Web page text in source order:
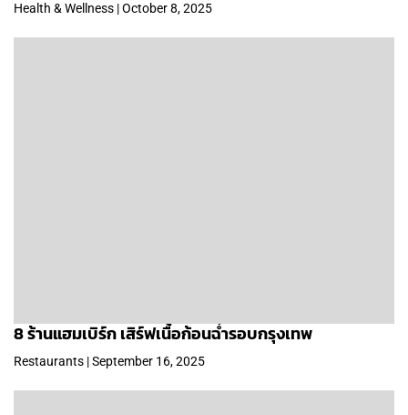
Health & Wellness | October 8, 2025
8 ร้านแฮมเบิร์ก เสิร์ฟเนื้อก้อนฉ่ำรอบกรุงเทพ
Restaurants | September 16, 2025